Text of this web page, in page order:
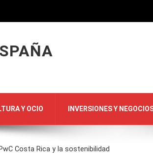
Y OCIO INVERSIONES Y
Costa Rica y la sostenibilidad